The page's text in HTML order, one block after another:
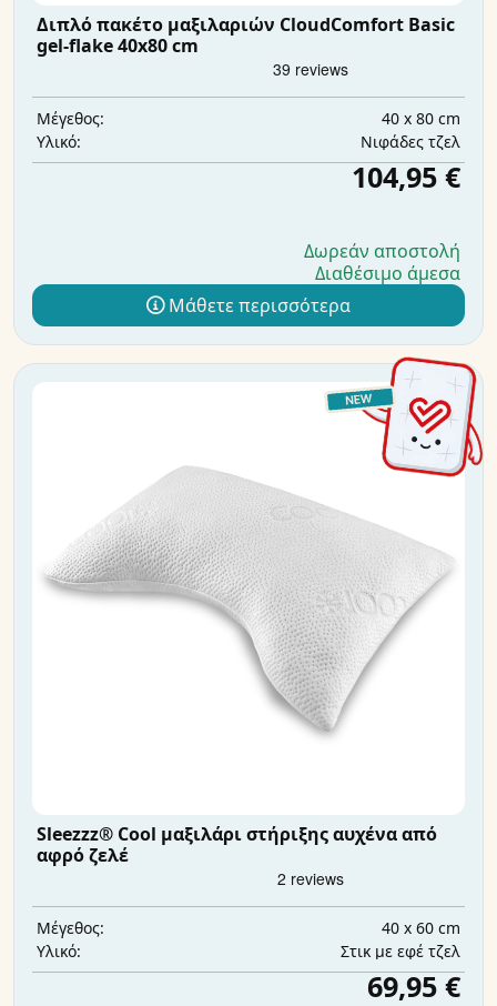
Διπλό πακέτο μαξιλαριών CloudComfort Basic
gel-flake 40x80 cm
Μέγεθος:
40 x 80 cm
Υλικό:
Νιφάδες τζελ
104,95 €
Δωρεάν αποστολή
Διαθέσιμο άμεσα
Μάθετε περισσότερα
Sleezzz® Cool μαξιλάρι στήριξης αυχένα από
αφρό ζελέ
Μέγεθος:
40 x 60 cm
Υλικό:
Στικ με εφέ τζελ
69,95 €